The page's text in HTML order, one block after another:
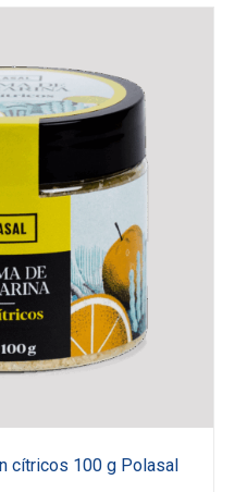
cítricos 100 g Polasal